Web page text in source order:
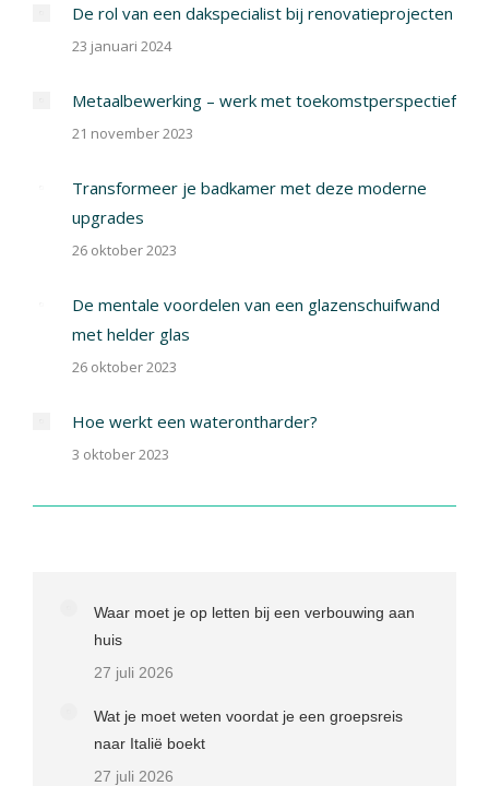
De rol van een dakspecialist bij renovatieprojecten
23 januari 2024
Metaalbewerking – werk met toekomstperspectief
21 november 2023
Transformeer je badkamer met deze moderne
upgrades
26 oktober 2023
De mentale voordelen van een glazenschuifwand
met helder glas
26 oktober 2023
Hoe werkt een waterontharder?
3 oktober 2023
Waar moet je op letten bij een verbouwing aan
huis
27 juli 2026
Wat je moet weten voordat je een groepsreis
naar Italië boekt
27 juli 2026